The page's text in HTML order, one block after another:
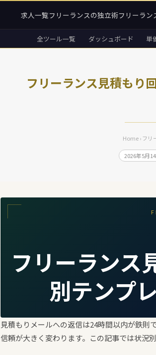
求人一覧フリーランスの独立術フリーラン
全ツール一覧 ダッシュボード 単
フリーランス見積もり
Home›フリ
2026年5月
フリーランス
別テンプ
見積もりメールへの返信は24時間以内が鉄則
信頼が大きく変わります。この記事では状況